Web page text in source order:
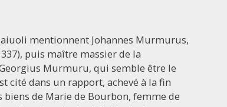
mentionnent Johannes Murmurus,
puis maître massier de la
Murmuru, qui semble être le
cité dans un rapport, achevé à la fin
biens de Marie de Bourbon, femme de